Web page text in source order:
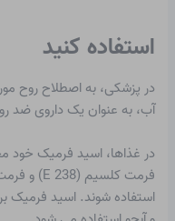
استفاده کنید
در پزشکی، به اصطلاح روح
آب، به عنوان یک داروی ضد
در غذاها، اسید فرمیک خود
استفاده شوند. اسید